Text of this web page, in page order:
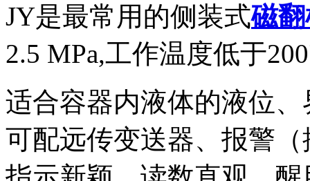
JY是最常用的侧装式磁
2.5 MPa,工作温度低于
适合容器内液体的液位
可配远传变送器、报警